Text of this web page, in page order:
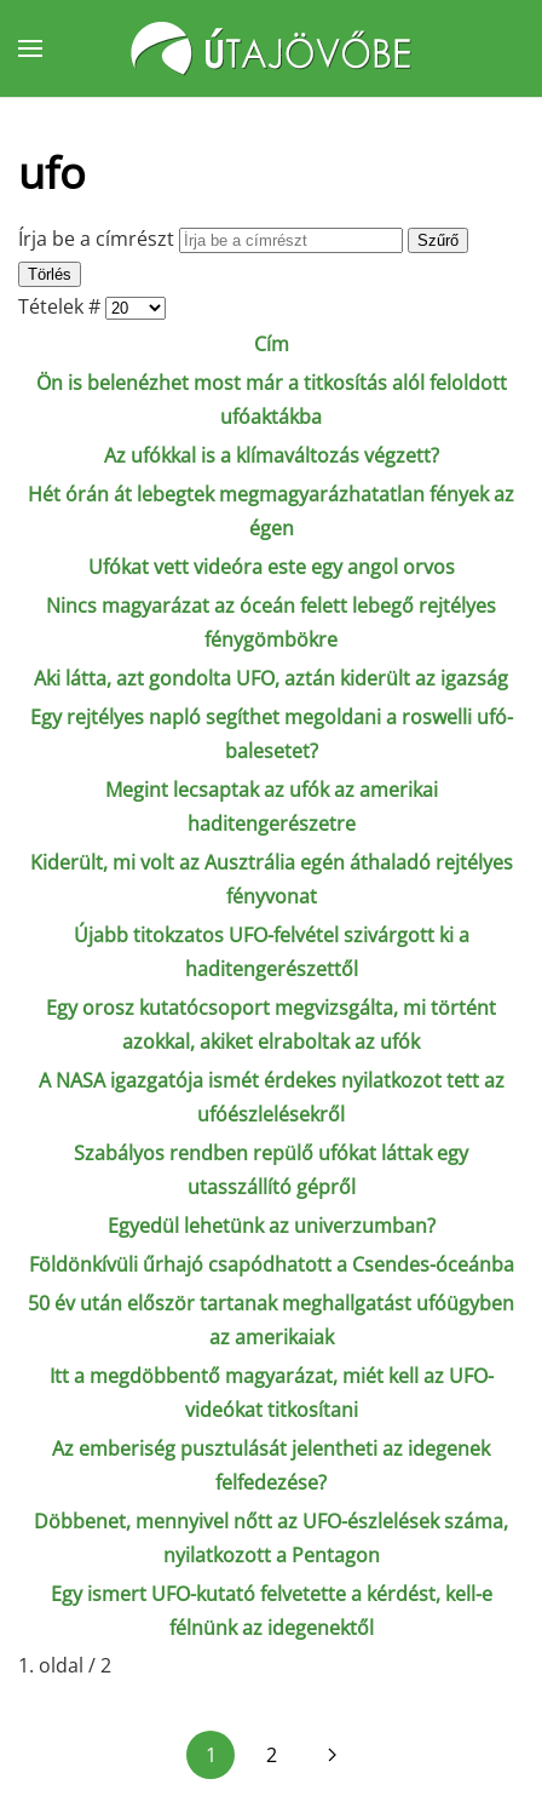
Fő tartalom átugrása
ufo
Írja be a címrészt
Szűrő
Törlés
Tételek #
Cím
Ön is belenézhet most már a titkosítás alól feloldott
ufóaktákba
Az ufókkal is a klímaváltozás végzett?
Hét órán át lebegtek megmagyarázhatatlan fények az
égen
Ufókat vett videóra este egy angol orvos
Nincs magyarázat az óceán felett lebegő rejtélyes
fénygömbökre
Aki látta, azt gondolta UFO, aztán kiderült az igazság
Egy rejtélyes napló segíthet megoldani a roswelli ufó-
balesetet?
Megint lecsaptak az ufók az amerikai
haditengerészetre
Kiderült, mi volt az Ausztrália egén áthaladó rejtélyes
fényvonat
Újabb titokzatos UFO-felvétel szivárgott ki a
haditengerészettől
Egy orosz kutatócsoport megvizsgálta, mi történt
azokkal, akiket elraboltak az ufók
A NASA igazgatója ismét érdekes nyilatkozot tett az
ufóészlelésekről
Szabályos rendben repülő ufókat láttak egy
utasszállító gépről
Egyedül lehetünk az univerzumban?
Földönkívüli űrhajó csapódhatott a Csendes-óceánba
50 év után először tartanak meghallgatást ufóügyben
az amerikaiak
Itt a megdöbbentő magyarázat, miét kell az UFO-
videókat titkosítani
Az emberiség pusztulását jelentheti az idegenek
felfedezése?
Döbbenet, mennyivel nőtt az UFO-észlelések száma,
nyilatkozott a Pentagon
Egy ismert UFO-kutató felvetette a kérdést, kell-e
félnünk az idegenektől
1. oldal / 2
1 2